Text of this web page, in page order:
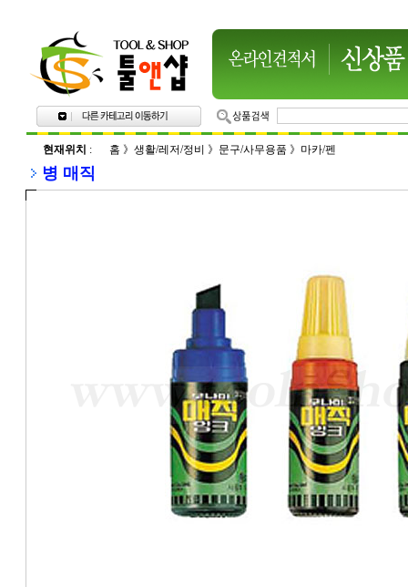
현재위치 : 홈 》 생활/레저/정비 》 문구/사무용품 》 마카/펜
병 매직